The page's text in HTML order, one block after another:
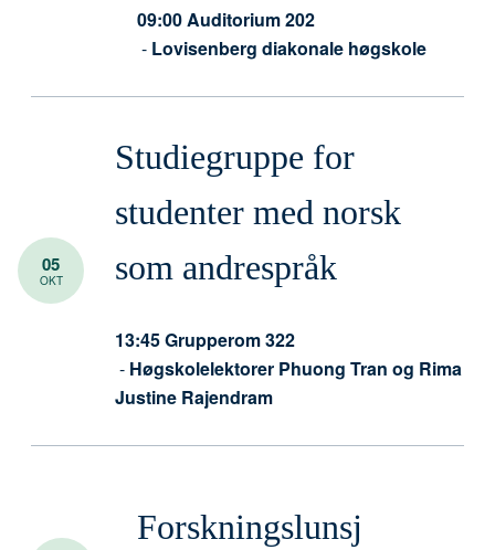
09:00Auditorium 202
- Lovisenberg diakonale høgskole
05
OKT
Studiegruppe for
studenter med norsk
som andrespråk
13:45Grupperom 322
- Høgskolelektorer Phuong Tran og Rima
Justine Rajendram
Forskningslunsj